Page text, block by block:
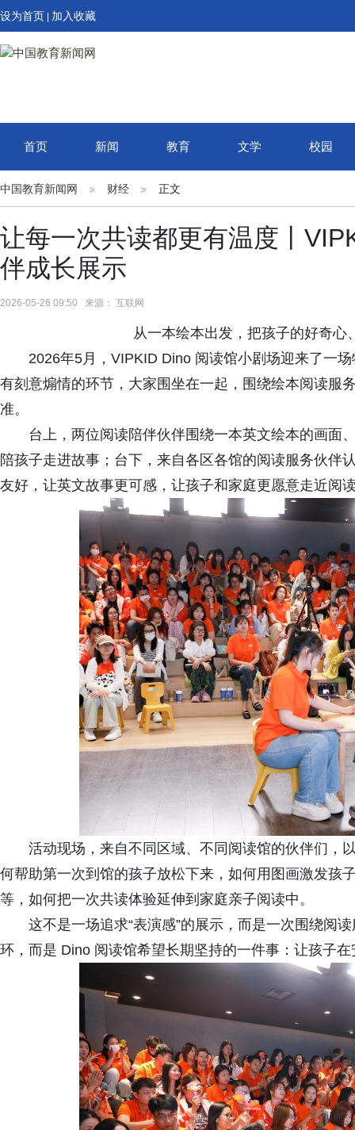
设为首页 加入收藏
首页 新闻 教育 文学 校园
中国教育新闻网 财经 正文
让每一次共读都更有温度丨
伴成长展示
2026-05-26 09:50 来源： 互联网
从一本绘本出发，把孩子的好奇心
2026年5月，VIPKID Dino 阅读馆小剧场迎来了一
有刻意煽情的环节，大家围坐在一起，围绕绘本阅读服
准。
台上，两位阅读陪伴伙伴围绕一本英文绘本的画面
陪孩子走进故事；台下，来自各区各馆的阅读服务伙伴
友好，让英文故事更可感，让孩子和家庭更愿意走近阅
活动现场，来自不同区域、不同阅读馆的伙伴们，
何帮助第一次到馆的孩子放松下来，如何用图画激发孩
等，如何把一次共读体验延伸到家庭亲子阅读中。
这不是一场追求“表演感”的展示，而是一次围绕阅
环，而是 Dino 阅读馆希望长期坚持的一件事：让孩子